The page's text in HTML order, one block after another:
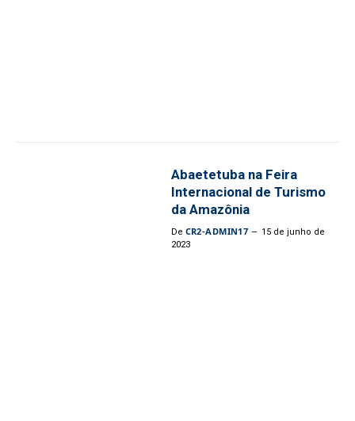
Abaetetuba na Feira
Internacional de Turismo
da Amazônia
De CR2-ADMIN17
15 de junho de
2023